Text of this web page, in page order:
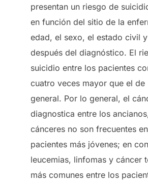
presentan un riesgo de
en función del sitio de la
edad, el sexo, el estado civil
después del diagnóstico. El
suicidio entre los pacientes
cuatro veces mayor que el
general. Por lo general, el
diagnostica entre los
cánceres no son frecuentes
pacientes más jóvenes; en
leucemias, linfomas y cáncer
más comunes entre los